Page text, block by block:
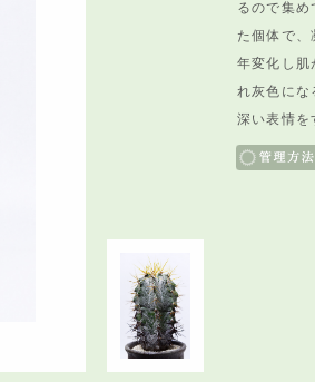
るので集
た個体で
年変化し肌
れ灰色にな
深い表情を